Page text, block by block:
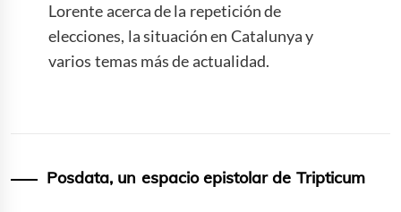
Lorente acerca de la repetición de
elecciones, la situación en Catalunya y
varios temas más de actualidad.
Posdata, un espacio epistolar de Tripticum